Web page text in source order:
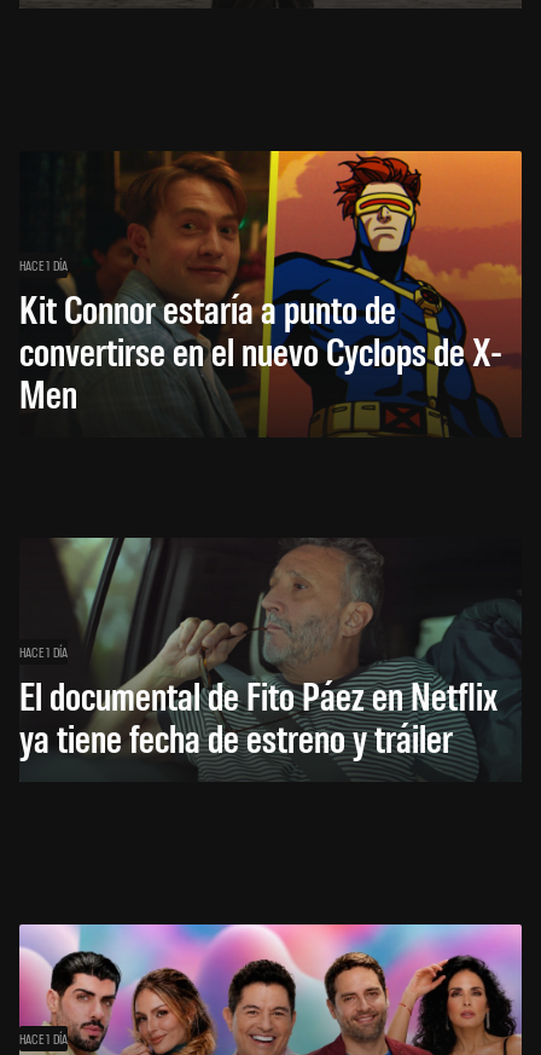
HACE 1 DÍA
Kit Connor estaría a punto de
convertirse en el nuevo Cyclops de X-
Men
HACE 1 DÍA
El documental de Fito Páez en Netflix
ya tiene fecha de estreno y tráiler
HACE 1 DÍA